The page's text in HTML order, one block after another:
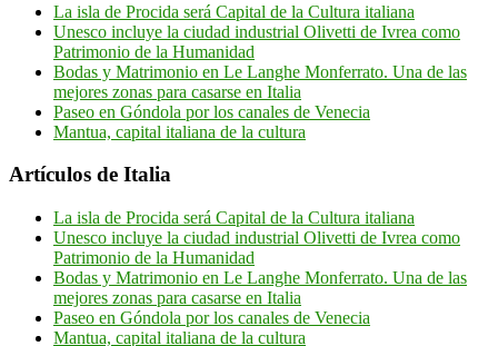
La isla de Procida será Capital de la Cultura italiana
Unesco incluye la ciudad industrial Olivetti de Ivrea como
Patrimonio de la Humanidad
Bodas y Matrimonio en Le Langhe Monferrato. Una de las
mejores zonas para casarse en Italia
Paseo en Góndola por los canales de Venecia
Mantua, capital italiana de la cultura
Artículos de Italia
La isla de Procida será Capital de la Cultura italiana
Unesco incluye la ciudad industrial Olivetti de Ivrea como
Patrimonio de la Humanidad
Bodas y Matrimonio en Le Langhe Monferrato. Una de las
mejores zonas para casarse en Italia
Paseo en Góndola por los canales de Venecia
Mantua, capital italiana de la cultura